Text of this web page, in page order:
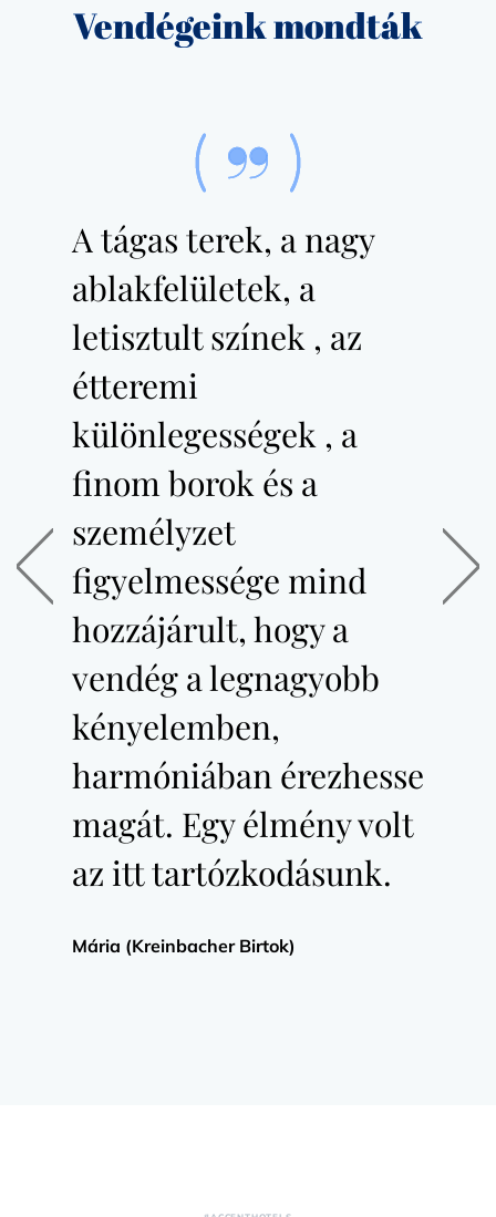
Vendégeink mondták
A tágas terek, a nagy
ablakfelületek, a
letisztult színek , az
étteremi
különlegességek , a
finom borok és a
személyzet
figyelmessége mind
hozzájárult, hogy a
vendég a legnagyobb
kényelemben,
harmóniában érezhesse
magát. Egy élmény volt
az itt tartózkodásunk.
Mária (Kreinbacher Birtok)
Előző